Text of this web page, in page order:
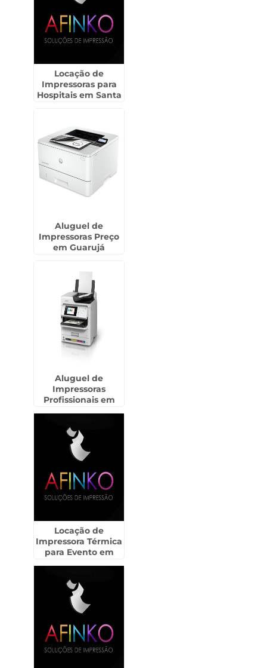
Locação de
Impressoras para
Hospitais em Santa
Aluguel de
Impressoras Preço
em Guarujá
Aluguel de
Impressoras
Profissionais em
Locação de
Impressora Térmica
para Evento em